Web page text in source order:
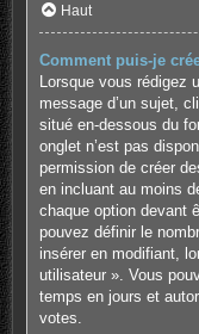
Haut
Comment puis-je
Lorsque vous rédigez
message d’un sujet,
situé en-dessous du
onglet n’est pas
permission de créer
en incluant au moins
chaque option devant
pouvez définir le
insérer en modifiant,
utilisateur ». Vous
temps en jours et
votes.